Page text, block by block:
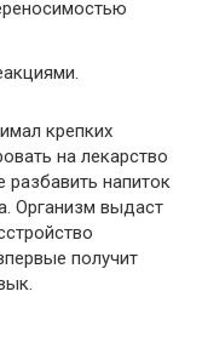
крепких
на лекарство
разбавить напиток
Организм выдаст
получит